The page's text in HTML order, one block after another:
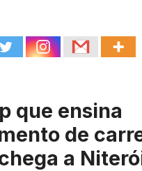
que ensina
de
a